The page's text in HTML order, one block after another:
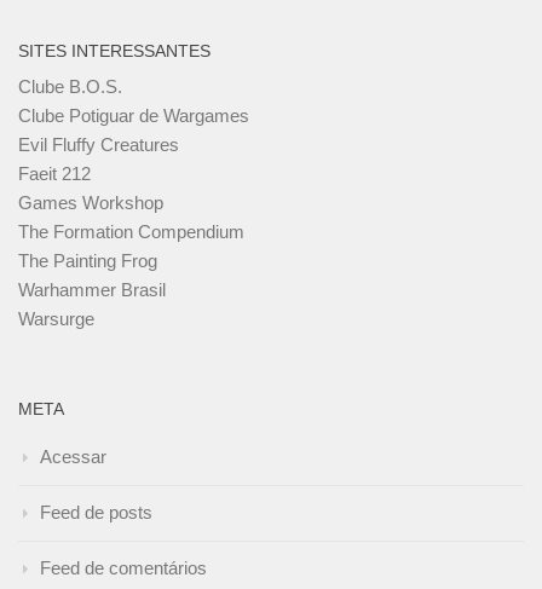
SITES INTERESSANTES
Clube B.O.S.
Clube Potiguar de Wargames
Evil Fluffy Creatures
Faeit 212
Games Workshop
The Formation Compendium
The Painting Frog
Warhammer Brasil
Warsurge
META
Acessar
Feed de posts
Feed de comentários